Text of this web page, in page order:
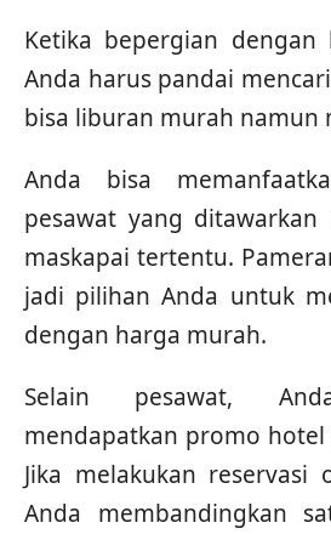
Ketika bepergian dengan
Anda harus pandai
bisa liburan murah namun
Anda bisa
pesawat yang ditawarkan
maskapai tertentu.
jadi pilihan Anda untuk
dengan harga murah.
Selain pesawat,
mendapatkan promo
Jika melakukan reservasi
Anda membandingkan